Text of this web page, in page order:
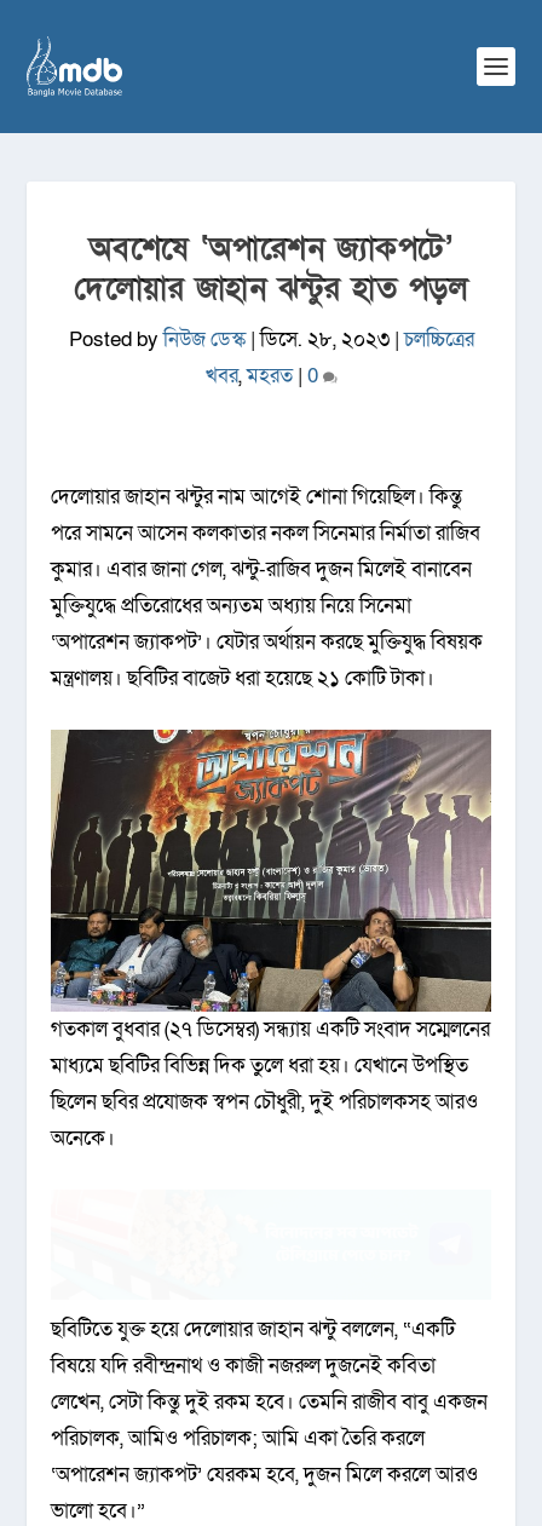
অবশেষে ‘অপারেশন জ্যাকপটে’
দেলোয়ার জাহান ঝন্টুর হাত পড়ল
Posted byনিউজ ডেস্ক|ডিসে. ২৮, ২০২৩|চলচ্চিত্রের
খবর,মহরত| 0
দেলোয়ার জাহান ঝন্টুর নাম আগেই শোনা গিয়েছিল। কিন্তু
পরে সামনে আসেন কলকাতার নকল সিনেমার নির্মাতা রাজিব
কুমার। এবার জানা গেল, ঝন্টু-রাজিব দুজন মিলেই বানাবেন
মুক্তিযুদ্ধে প্রতিরোধের অন্যতম অধ্যায় নিয়ে সিনেমা
‘অপারেশন জ্যাকপট’। যেটার অর্থায়ন করছে মুক্তিযুদ্ধ বিষয়ক
মন্ত্রণালয়। ছবিটির বাজেট ধরা হয়েছে ২১ কোটি টাকা।
গতকাল বুধবার (২৭ ডিসেম্বর) সন্ধ্যায় একটি সংবাদ সম্মেলনের
মাধ্যমে ছবিটির বিভিন্ন দিক তুলে ধরা হয়। যেখানে উপস্থিত
ছিলেন ছবির প্রযোজক স্বপন চৌধুরী, দুই পরিচালকসহ আরও
অনেকে।
ছবিটিতে যুক্ত হয়ে দেলোয়ার জাহান ঝন্টু বললেন, “একটি
বিষয়ে যদি রবীন্দ্রনাথ ও কাজী নজরুল দুজনেই কবিতা
লেখেন, সেটা কিন্তু দুই রকম হবে। তেমনি রাজীব বাবু একজন
পরিচালক, আমিও পরিচালক; আমি একা তৈরি করলে
‘অপারেশন জ্যাকপট’ যেরকম হবে, দুজন মিলে করলে আরও
ভালো হবে।”